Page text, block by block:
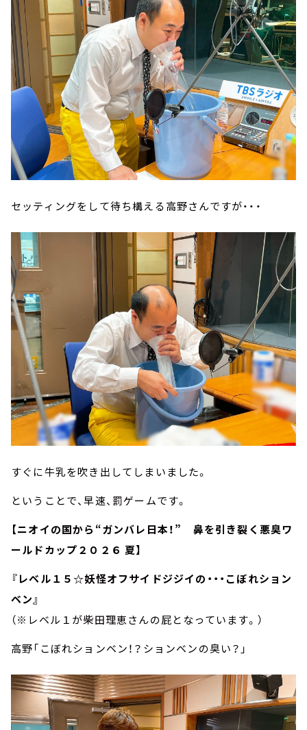
セッティングをして待ち構える高野さんですが・・・
すぐに牛乳を吹き出してしまいました。
ということで、早速、罰ゲームです。
【ニオイの国から“ガンバレ日本！” 鼻を引き裂く悪臭ワ
ールドカップ２０２６ 夏】
『レベル１５☆妖怪オフサイドジジイの・・・こぼれション
ベン』
（※レベル１が柴田理恵さんの屁となっています。）
高野「こぼれションベン！？ションベンの臭い？」